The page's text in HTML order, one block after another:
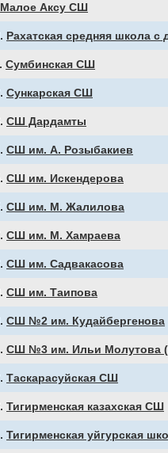
Малое Аксу СШ
Рахатская средняя школа
Сумбинская СШ
Сункарская СШ
СШ Дардамты
СШ им. А. Розыбакиев
СШ им. Искендерова
СШ им. М. Жалилова
СШ им. М. Хамраева
СШ им. Садвакасова
СШ им. Таипова
СШ №2 им. Кудайбергенова
СШ №3 им. Ильи Молутова
Таскарасуйская СШ
Тигирменская казахская СШ
Тигирменская уйгурская